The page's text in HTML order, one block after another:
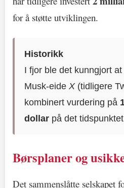
for å støtte utviklingen.
Historikk
I fjor ble det kunngjort
Musk-eideX(tidligere
kombinert vurdering på
dollar på det
Børsplaner og
Det sammenslåtte selskapet